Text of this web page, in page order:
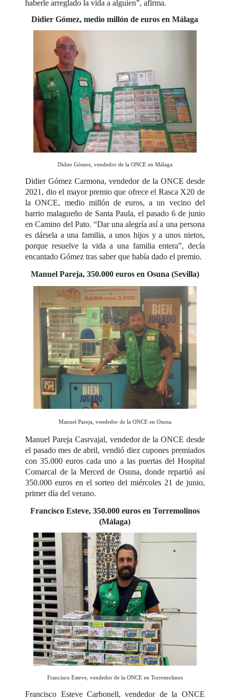
haberle arreglado la vida a alguien”, afirma.
Didier Gómez, medio millón de euros en Málaga
Didier Gómez, vendedor de la ONCE en Málaga
Didier Gómez Carmona, vendedor de la ONCE desde
2021, dio el mayor premio que ofrece el Rasca X20 de
la ONCE, medio millón de euros, a un vecino del
barrio malagueño de Santa Paula, el pasado 6 de junio
en Camino del Pato. “Dar una alegría así a una persona
es dársela a una familia, a unos hijos y a unos nietos,
porque resuelve la vida a una familia entera”, decía
encantado Gómez tras saber que había dado el premio.
Manuel Pareja, 350.000 euros en Osuna (Sevilla)
Manuel Pareja, vendedor de la ONCE en Osuna
Manuel Pareja Casrvajal, vendedor de la ONCE desde
el pasado mes de abril, vendió diez cupones premiados
con 35.000 euros cada uno a las puertas del Hospital
Comarcal de la Merced de Osuna, donde repartió así
350.000 euros en el sorteo del miércoles 21 de junio,
primer día del verano.
Francisco Esteve, 350.000 euros en Torremolinos
(Málaga)
Francisco Esteve, vendedor de la ONCE en Torremolinos
Francisco Esteve Carbonell, vendedor de la ONCE